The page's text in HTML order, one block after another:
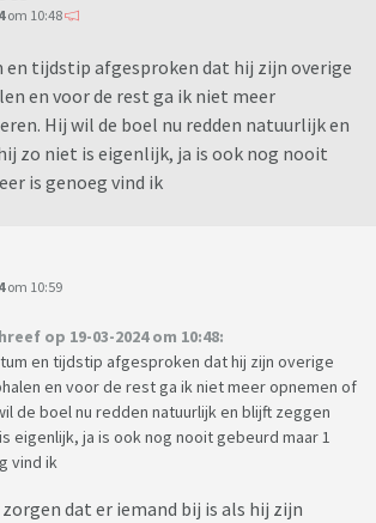
om 10:48
en tijdstip afgesproken dat hij zijn overige
en voor de rest ga ik niet meer
Hij wil de boel nu redden natuurlijk en
zo niet is eigenlijk, ja is ook nog nooit
is genoeg vind ik
om 10:59
op 19-03-2024 om 10:48:
en tijdstip afgesproken dat hij zijn overige
en voor de rest ga ik niet meer opnemen of
de boel nu redden natuurlijk en blijft zeggen
eigenlijk, ja is ook nog nooit gebeurd maar 1
vind ik
dat er iemand bij is als hij zijn